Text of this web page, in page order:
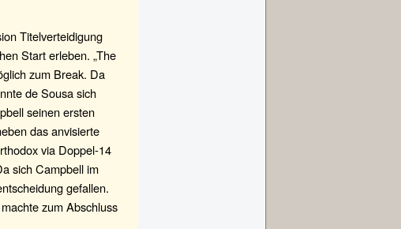
Titelverteidigung
Start erleben. „The
zum Break. Da
de Sousa sich
seinen ersten
das anvisierte
via Doppel-14
sich Campbell im
gefallen.
zum Abschluss